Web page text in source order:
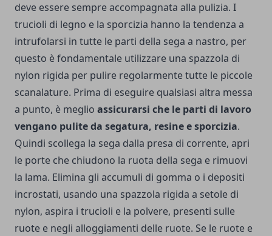
deve essere sempre accompagnata alla pulizia. I
trucioli di legno e la sporcizia hanno la tendenza a
intrufolarsi in tutte le parti della sega a nastro, per
questo è fondamentale utilizzare una spazzola di
nylon rigida per pulire regolarmente tutte le piccole
scanalature. Prima di eseguire qualsiasi altra messa
a punto, è meglio assicurarsi che le parti di lavoro
vengano pulite da segatura, resine e sporcizia.
Quindi scollega la sega dalla presa di corrente, apri
le porte che chiudono la ruota della sega e rimuovi
la lama. Elimina gli accumuli di gomma o i depositi
incrostati, usando una spazzola rigida a setole di
nylon, aspira i trucioli e la polvere, presenti sulle
ruote e negli alloggiamenti delle ruote. Se le ruote e